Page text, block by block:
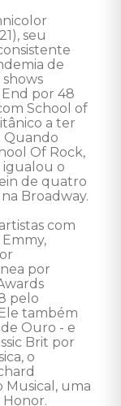
seu
de
por 48
School of
a ter
Quando
Of Rock,
igualou o
de quatro
Broadway.
com
por
pelo
também
Ouro - e
Brit por
o
Musical, uma
Honor.